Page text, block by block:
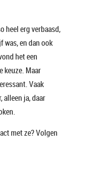
heel erg verbaasd,
was, en dan ook
het een
keuze. Maar
Vaak
alleen ja, daar
met ze? Volgen